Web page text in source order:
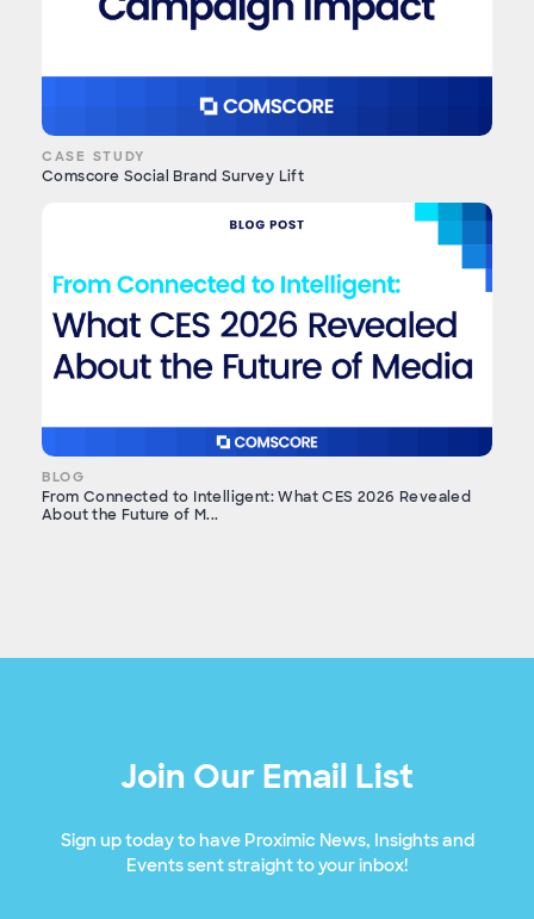
CASE STUDY
Comscore Social Brand Survey Lift
BLOG
From Connected to Intelligent: What CES 2026 Revealed
About the Future of M...
Join Our Email List
Sign up today to have Proximic News, Insights and
Events sent straight to your inbox!